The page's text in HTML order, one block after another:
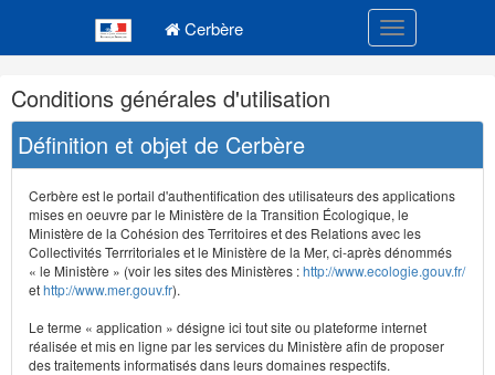
Cerbère Toggle
Navigation
et
outils
annexes
Conditions générales d'utilisation
Définition et objet de Cerbère
Cerbère est le portail d'authentification des utilisateurs des applications
mises en oeuvre par le Ministère de la Transition Écologique, le
Ministère de la Cohésion des Territoires et des Relations avec les
Collectivités Terrritoriales et le Ministère de la Mer, ci-après dénommés
« le Ministère » (voir les sites des Ministères :http://www.ecologie.gouv.fr/
ethttp://www.mer.gouv.fr).
Le terme « application » désigne ici tout site ou plateforme internet
réalisée et mis en ligne par les services du Ministère afin de proposer
des traitements informatisés dans leurs domaines respectifs.